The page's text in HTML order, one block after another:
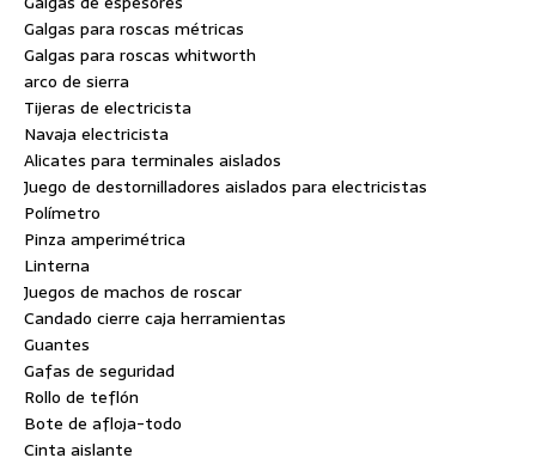
Galgas para roscas métricas
Galgas para roscas whitworth
arco de sierra
Tijeras de electricista
Navaja electricista
Alicates para terminales aislados
Juego de destornilladores aislados para electricistas
Polímetro
Pinza amperimétrica
Linterna
Juegos de machos de roscar
Candado cierre caja herramientas
Guantes
Gafas de seguridad
Rollo de teflón
Bote de afloja-todo
Cinta aislante